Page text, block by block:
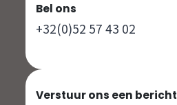
Bel ons
+32(0)52 57 43 02
Verstuur ons een bericht